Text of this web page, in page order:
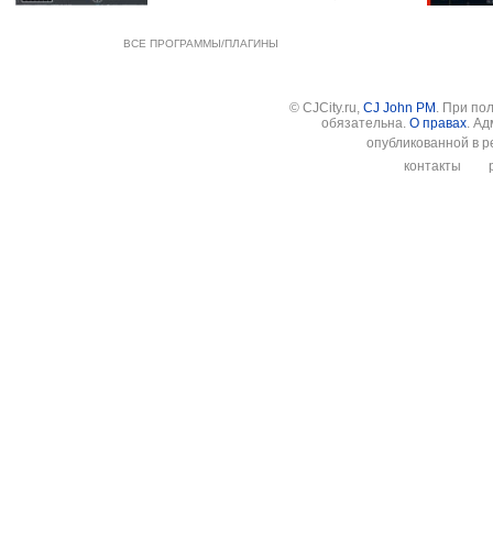
ВСЕ ПРОГРАММЫ/ПЛАГИНЫ
© CJCity.ru, CJ John PM . При
обязательна. О правах .
опубликованной в
контакты